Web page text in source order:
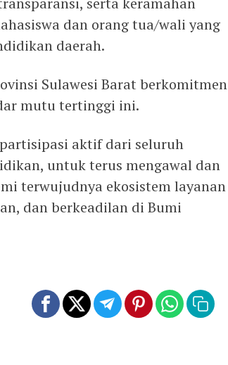
dan orang tua/wali yang
daerah.
Sulawesi Barat berkomitmen
mutu tertinggi ini.
aktif dari seluruh
untuk terus mengawal dan
terwujudnya ekosistem layanan
dan berkeadilan di Bumi